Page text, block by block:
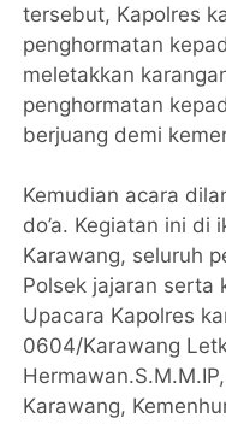
tersebut, Kapolres
penghormatan
meletakkan
penghormatan
berjuang demi
Kemudian acara
do’a. Kegiatan ini di
Karawang, seluruh
Polsek jajaran serta
Upacara Kapolres
0604/Karawang
Karawang,